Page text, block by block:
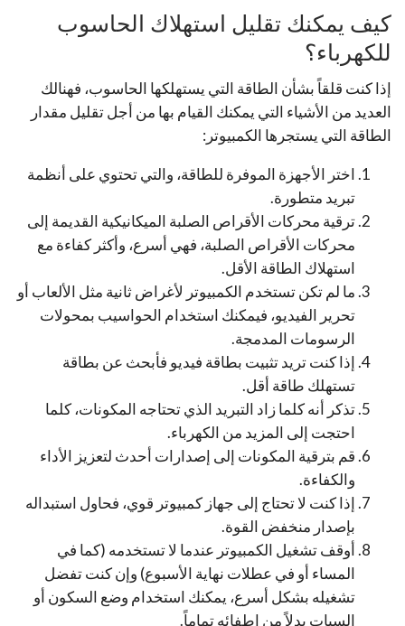
كيف يمكنك تقليل استهلاك الحاسوب
للكهرباء؟
إذا كنت قلقاً بشأن الطاقة التي يستهلكها الحاسوب، فهنالك
العديد من الأشياء التي يمكنك القيام بها من أجل تقليل مقدار
الطاقة التي يستجرها الكمبيوتر:
اختر الأجهزة الموفرة للطاقة، والتي تحتوي على أنظمة
تبريد متطورة.
ترقية محركات الأقراص الصلبة الميكانيكية القديمة إلى
محركات الأقراص الصلبة، فهي أسرع، وأكثر كفاءة مع
استهلاك الطاقة الأقل.
ما لم تكن تستخدم الكمبيوتر لأغراض ثانية مثل الألعاب أو
تحرير الفيديو، فيمكنك استخدام الحواسيب بمحولات
الرسومات المدمجة.
إذا كنت تريد تثبيت بطاقة فيديو فأبحث عن بطاقة
تستهلك طاقة أقل.
تذكر أنه كلما زاد التبريد الذي تحتاجه المكونات، كلما
احتجت إلى المزيد من الكهرباء.
قم بترقية المكونات إلى إصدارات أحدث لتعزيز الأداء
والكفاءة.
إذا كنت لا تحتاج إلى جهاز كمبيوتر قوي، فحاول استبداله
بإصدار منخفض القوة.
أوقف تشغيل الكمبيوتر عندما لا تستخدمه (كما في
المساء أو في عطلات نهاية الأسبوع) وإن كنت تفضل
تشغيله بشكل أسرع، يمكنك استخدام وضع السكون أو
السبات بدلاً من إطفائه تماماً.